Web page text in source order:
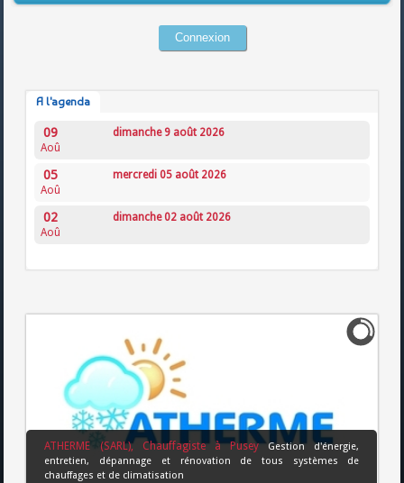
Connexion
A l'agenda
09
Aoû
dimanche 9 août 2026
05
Aoû
mercredi 05 août 2026
02
Aoû
dimanche 02 août 2026
ATHERME (SARL), Chauffagiste à Pusey Gestion d'énergie,
entretien, dépannage et rénovation de tous systèmes de
chauffages et de climatisation